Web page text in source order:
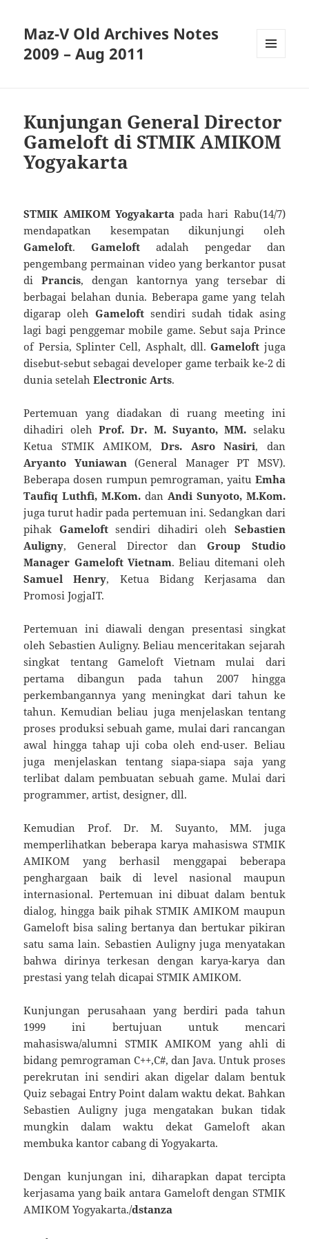
Maz-V Old Archives Notes
2009 – Aug 2011
Kunjungan General Director
Gameloft di STMIK AMIKOM
Yogyakarta
STMIK AMIKOM Yogyakartapada hari Rabu(14/7)
mendapatkan kesempatan dikunjungi oleh
Gameloft.Gameloft adalah pengedar dan
pengembang permainan video yang berkantor pusat
diPrancis, dengan kantornya yang tersebar di
berbagai belahan dunia. Beberapa game yang telah
digarap olehGameloft sendiri sudah tidak asing
lagi bagi penggemar mobile game. Sebut saja Prince
of Persia, Splinter Cell, Asphalt, dll.Gameloft juga
disebut-sebut sebagai developer game terbaik ke-2 di
dunia setelahElectronic Arts.
Pertemuan yang diadakan di ruang meeting ini
dihadiri olehProf. Dr. M. Suyanto, MM. selaku
Ketua STMIK AMIKOM, Drs. Asro Nasiri, dan
Aryanto Yuniawan(General Manager PT MSV).
Beberapa dosen rumpun pemrograman, yaitu Emha
Taufiq Luthfi, M.Kom. dan Andi Sunyoto, M.Kom.
juga turut hadir pada pertemuan ini. Sedangkan dari
pihak Gameloftsendiri dihadiri oleh Sebastien
Auligny, General Director danGroup Studio
Manager Gameloft Vietnam. Beliau ditemani oleh
Samuel Henry, Ketua Bidang Kerjasama dan
Promosi JogjaIT.
Pertemuan ini diawali dengan presentasi singkat
oleh Sebastien Auligny. Beliau menceritakan sejarah
singkat tentang Gameloft Vietnam mulai dari
pertama dibangun pada tahun 2007 hingga
perkembangannya yang meningkat dari tahun ke
tahun. Kemudian beliau juga menjelaskan tentang
proses produksi sebuah game, mulai dari rancangan
awal hingga tahap uji coba oleh end-user. Beliau
juga menjelaskan tentang siapa-siapa saja yang
terlibat dalam pembuatan sebuah game. Mulai dari
programmer, artist, designer, dll.
Kemudian Prof. Dr. M. Suyanto, MM. juga
memperlihatkan beberapa karya mahasiswa STMIK
AMIKOM yang berhasil menggapai beberapa
penghargaan baik di level nasional maupun
internasional. Pertemuan ini dibuat dalam bentuk
dialog, hingga baik pihak STMIK AMIKOM maupun
Gameloft bisa saling bertanya dan bertukar pikiran
satu sama lain. Sebastien Auligny juga menyatakan
bahwa dirinya terkesan dengan karya-karya dan
prestasi yang telah dicapai STMIK AMIKOM.
Kunjungan perusahaan yang berdiri pada tahun
1999 ini bertujuan untuk mencari
mahasiswa/alumni STMIK AMIKOM yang ahli di
bidang pemrograman C++,C#, dan Java. Untuk proses
perekrutan ini sendiri akan digelar dalam bentuk
Quiz sebagai Entry Point dalam waktu dekat. Bahkan
Sebastien Auligny juga mengatakan bukan tidak
mungkin dalam waktu dekat Gameloft akan
membuka kantor cabang di Yogyakarta.
Dengan kunjungan ini, diharapkan dapat tercipta
kerjasama yang baik antara Gameloft dengan STMIK
AMIKOM Yogyakarta./dstanza